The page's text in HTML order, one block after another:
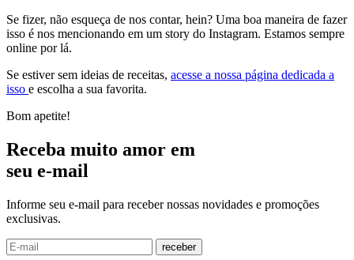
Se fizer, não esqueça de nos contar, hein? Uma boa maneira de fazer
isso é nos mencionando em um story do Instagram. Estamos sempre
online por lá.
Se estiver sem ideias de receitas, acesse a nossa página dedicada a
isso e escolha a sua favorita.
Bom apetite!
Receba muito amor em
seu e-mail
Informe seu e-mail para receber nossas novidades e promoções
exclusivas.
receber